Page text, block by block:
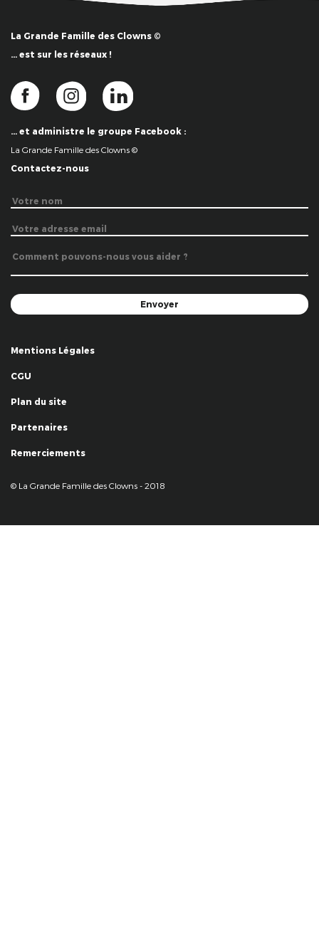
La Grande Famille des Clowns ©
… est sur les réseaux !
… et administre le groupe Facebook :
La Grande Famille des Clowns ©
Contactez-nous
Mentions Légales
CGU
Plan du site
Partenaires
Remerciements
© La Grande Famille des Clowns - 2018